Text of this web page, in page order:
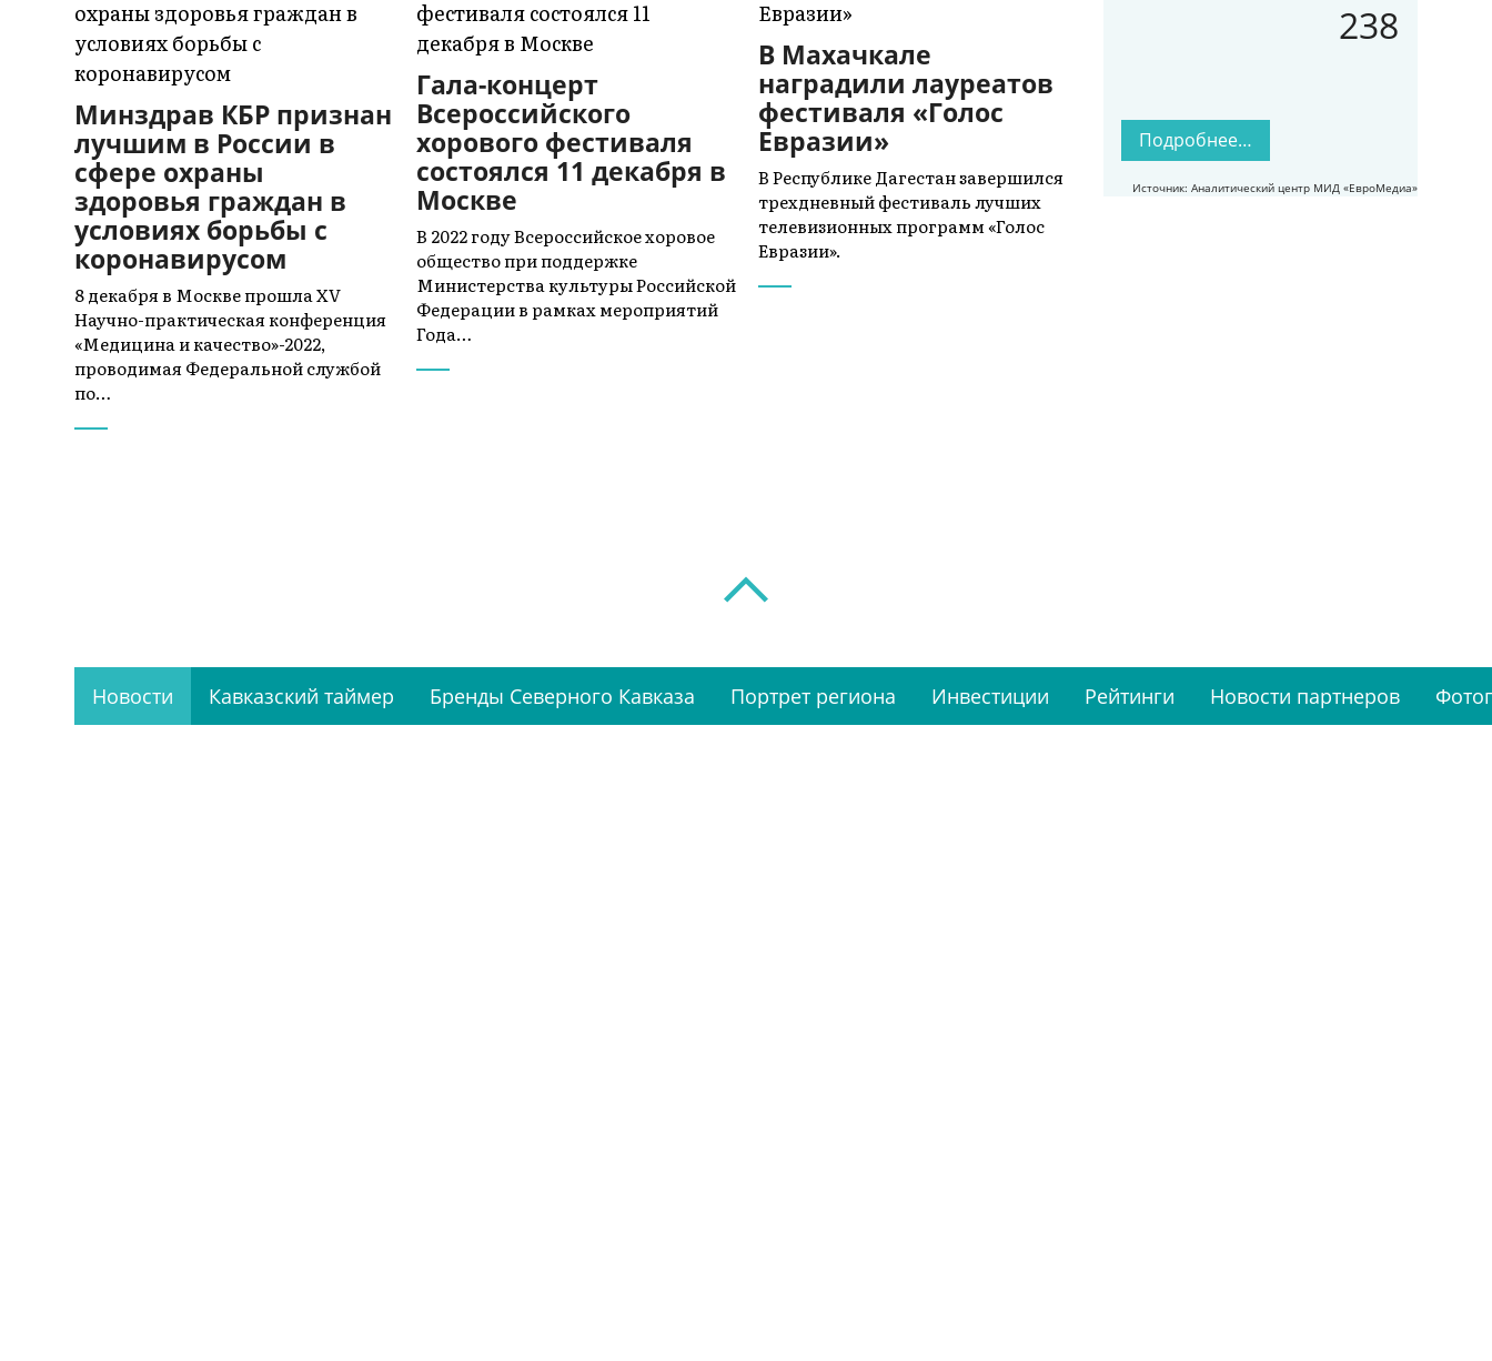
Минздрав КБР признан
лучшим в России в
сфере охраны
здоровья граждан в
условиях борьбы с
коронавирусом
8 декабря в Москве прошла XV
Научно-практическая конференция
«Медицина и качество»-2022,
проводимая Федеральной службой
по…
Гала-концерт
Всероссийского
хорового фестиваля
состоялся 11 декабря в
Москве
В 2022 году Всероссийское хоровое
общество при поддержке
Министерства культуры Российской
Федерации в рамках мероприятий
Года…
В Махачкале
наградили лауреатов
фестиваля «Голос
Евразии»
В Республике Дагестан завершился
трехдневный фестиваль лучших
телевизионных программ «Голос
Евразии».
238
Подробнее…
Источник: Аналитический центр МИД «ЕвроМедиа»
Новости Кавказский таймер Бренды Северного Кавказа Портрет региона Инвестиции Рейтинги Новости партнеров